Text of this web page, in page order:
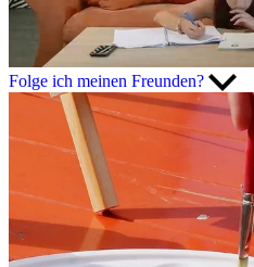
Folge ich meinen Freunden?